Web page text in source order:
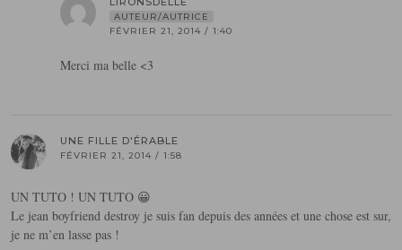
AUTEUR/AUTRICE
FÉVRIER 21, 2014 / 1:40
Merci ma belle <3
UNE FILLE D'ÉRABLE
FÉVRIER 21, 2014 / 1:58
UN TUTO ! UN TUTO 😀
Le jean boyfriend destroy je suis fan depuis des années et une chose est sur,
je ne m’en lasse pas !